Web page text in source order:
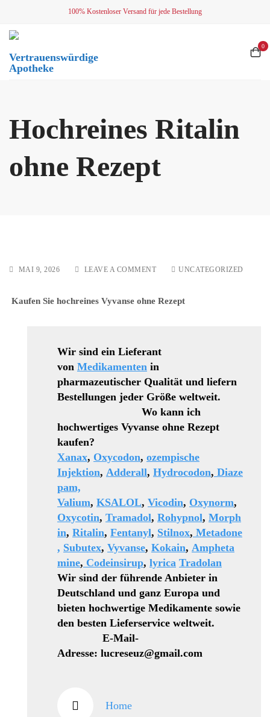
content
100% Kostenloser Versand für jede Bestellung
Vertrauenswürdige
Apotheke
0
Hochreines Ritalin
ohne Rezept
MAI 9, 2026 LEAVE A COMMENTON
OHNE
UNCATEGORIZED
Kaufen Sie hochreines Vyvanse ohne Rezept
Wir sind ein Lieferant
von Medikamenten in
pharmazeutischer Qualität und liefern
Bestellungen jeder Größe weltweit.
Wo kann ich
hochwertiges Vyvanse ohne Rezept
kaufen?
Xanax, Oxycodon, ozempische
Injektion, Adderall, Hydrocodon, Diaze
pam,
Valium, KSALOL, Vicodin, Oxynorm,
Oxycotin, Tramadol, Rohypnol, Morph
in, Ritalin, Fentanyl, Stilnox, Metadone
, Subutex, Vyvanse, Kokain, Ampheta
mine, Codeinsirup, lyrica Tradolan
Wir sind der führende Anbieter in
Deutschland und ganz Europa und
bieten hochwertige Medikamente sowie
den besten Lieferservice weltweit.
E-Mail-
Adresse: lucreseuz@gmail.com
Home